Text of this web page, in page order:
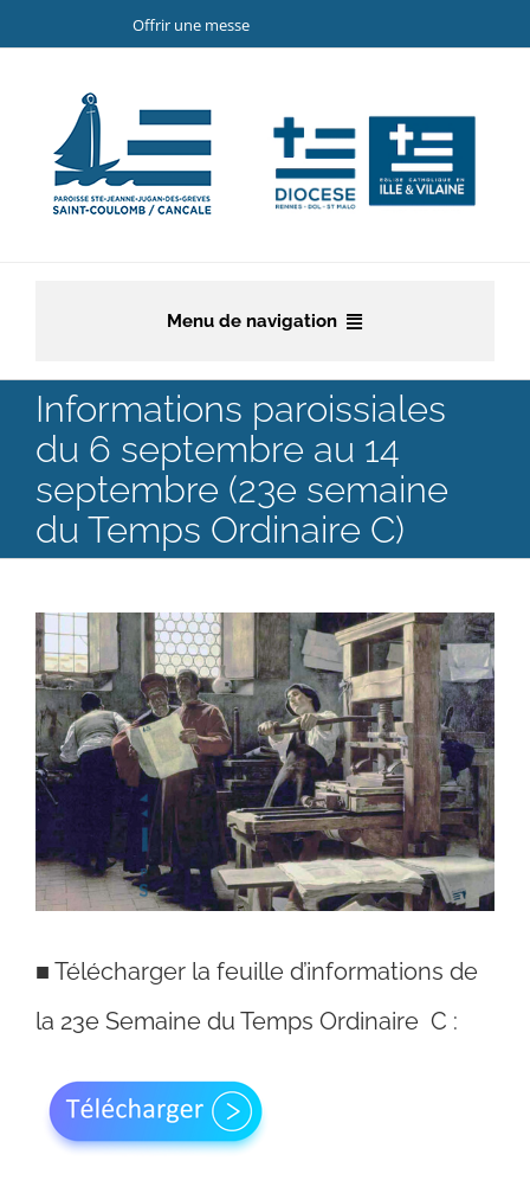
au
Offrir une messe
Menu de navigation
Accueil
La paroisse
Etapes de la vie chrétienne
Servir et aimer
Adultes, jeunes et famille
Actualités
Contact
Informations paroissiales
du 6 septembre au 14
septembre (23e semaine
du Temps Ordinaire C)
Voir
l'image
agrandie
■ Télécharger la feuille d’informations de
la 23e Semaine du Temps Ordinaire C :